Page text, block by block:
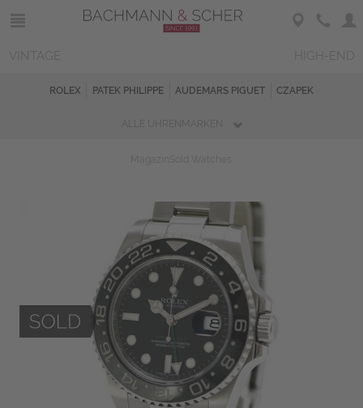
ROLEX PATEK PHILIPPE AUDEMARS PIGUET CZAPEK